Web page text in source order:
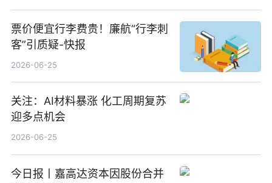
票价便宜行李费贵！廉航“行李刺
客”引质疑-快报
2026-06-25
关注：AI材料暴涨 化工周期复苏
迎多点机会
2026-06-25
今日报丨嘉高达资本因股份合并